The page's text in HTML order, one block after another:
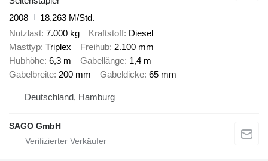
2008
18.263 M/Std.
Nutzlast 7.000 kg Kraftstoff Diesel
Masttyp Triplex Freihub 2.100 mm
Hubhöhe 6,3 m Gabellänge 1,4 m
Gabelbreite 200 mm Gabeldicke 65 mm
Deutschland, Hamburg
SAGO GmbH